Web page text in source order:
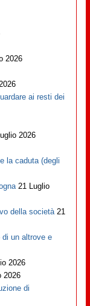
2026
ai resti dei
2026
la caduta (degli
21 Luglio
della società 21
di un altrove e
2026
2026
di